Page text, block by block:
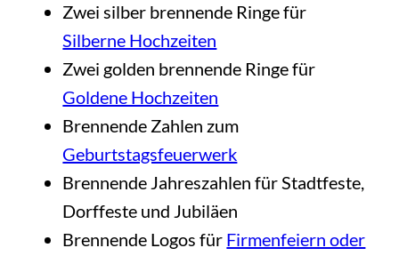
Zwei silber brennende Ringe für
Silberne Hochzeiten
Zwei golden brennende Ringe für
Goldene Hochzeiten
Brennende Zahlen zum
Geburtstagsfeuerwerk
Brennende Jahreszahlen für Stadtfeste,
Dorffeste und Jubiläen
Brennende Logos für Firmenfeiern oder